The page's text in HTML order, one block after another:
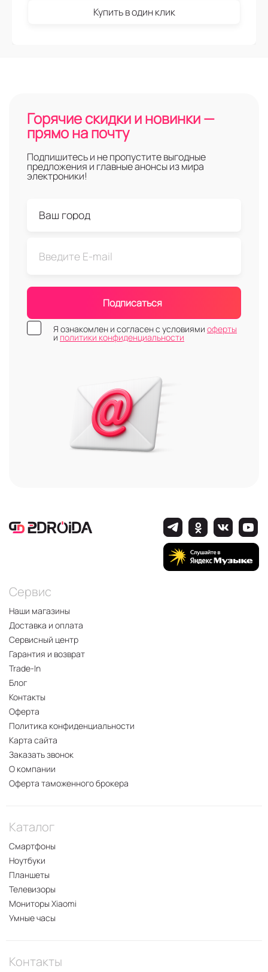
Купить в один клик
Горячие скидки и новинки —
прямо на почту
Подпишитесь и не пропустите выгодные
предложения и главные анонсы из мира
электроники!
Подписаться
Я ознакомлен и согласен с условиями оферты
и политики конфиденциальности
Сервис
Наши магазины
Доставка и оплата
Сервисный центр
Гарантия и возврат
Trade-In
Блог
Контакты
Оферта
Политика конфиденциальности
Карта сайта
Заказать звонок
О компании
Оферта таможенного брокера
Каталог
Смартфоны
Ноутбуки
Планшеты
Телевизоры
Мониторы Xiaomi
Умные часы
Контакты